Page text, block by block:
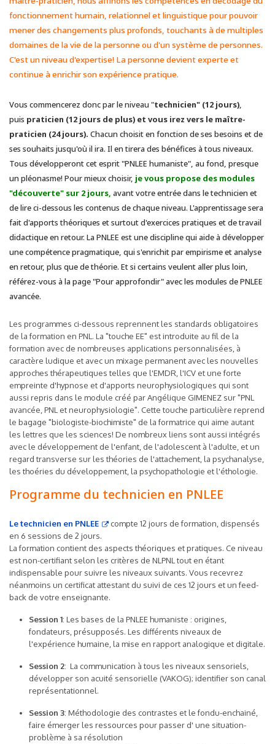
fonctionnement humain, relationnel et linguistique pour pouvoir
mener des changements plus profonds, touchants à de multiples
domaines de la vie de la personne ou d'un système de personnes.
C'est un niveau d'expertise! La personne devient experte et
continue à enrichir son expérience pratique.
Vous commencerez donc par le niveau "technicien" (12 jours),
puis praticien (12 jours de plus) et vous irez vers le maître-
praticien (24 jours). Chacun choisit en fonction de ses besoins et de
ses souhaits jusqu'où il ira. Il en tirera des bénéfices à tous niveaux.
Tous développeront cet esprit "PNLEE humaniste", au fond, presque
un pléonasme! Pour mieux choisir, je vous propose des modules
"découverte" sur 2 jours, avant votre entrée dans le technicien et
de lire ci-dessous les contenus de chaque niveau. L'apprentissage sera
fait d'apports théoriques et surtout d'exercices pratiques et de travail
didactique en retour. La PNLEE est une discipline qui aide à développer
une compétence pragmatique, qui s'enrichit par empirisme et analyse
en retour, plus que de théorie. Et si certains veulent aller plus loin,
référez-vous à la page "Pour approfondir" avec les modules de PNLEE
avancée.
Les programmes ci-dessous reprennent les standards obligatoires
de la formation en PNL. La "touche EE" est introduite au fil de la
formation avec de nombreuses applications personnalisées, à
caractère ludique et avec un mixage permanent avec les nouvelles
approches thérapeutiques telles que l'EMDR, l'ICV et une forte
empreinte d'hypnose et d'apports neurophysiologiques qui sont
aussi repris dans le module créé par Angélique GIMENEZ sur "PNL
avancée, PNL et neurophysiologie". Cette touche particulière reprend
le bagage "biologiste-biochimiste" de la formatrice qui aime autant
les lettres que les sciences! De nombreux liens sont aussi intégrés
avec le développement de l'enfant, de l'adolescent à l'adulte, et un
regard transverse sur les théories de l'attachement, la psychanalyse,
les thoéries du développement, la psychopathologie et l'éthologie.
Programme du technicien en PNLEE
Le technicien en PNLEE
compte 12 jours de formation, dispensés
en 6 sessions de 2 jours.
La formation contient des aspects théoriques et pratiques. Ce niveau
est non-certifiant selon les critères de NLPNL tout en étant
indispensable pour suivre les niveaux suivants. Vous recevrez
néanmoins un certificat attestant du suivi de ces 12 jours et un feed-
back de votre enseignante.
Session 1: Les bases de la PNLEE humaniste : origines,
fondateurs, présupposés. Les différents niveaux de
l'expérience humaine, la mise en rapport analogique et digitale.
Session 2: La communication à tous les niveaux sensoriels,
développer son acuité sensorielle (VAKOG); identifier son canal
représentationnel.
Session 3: Méthodologie des contrastes et le fondu-enchainé,
faire émerger les ressources pour passer d' une situation-
problème à sa résolution